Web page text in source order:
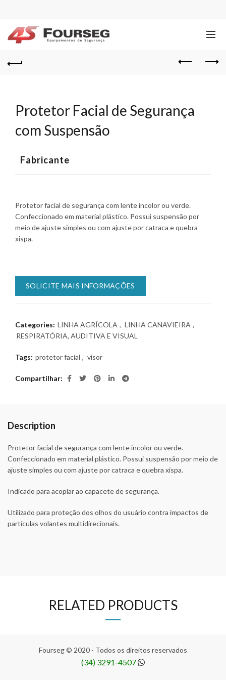
Protetor Facial de Segurança
com Suspensão
Fabricante
Protetor facial de segurança com lente incolor ou verde.
Confeccionado em material plástico. Possui suspensão por
meio de ajuste simples ou com ajuste por catraca e quebra
xispa.
SOLICITE MAIS INFORMAÇÕES
Categories: LINHA AGRÍCOLA , LINHA CANAVIEIRA ,
RESPIRATÓRIA, AUDITIVA E VISUAL
Tags: protetor facial , visor
Compartilhar
Description
Protetor facial de segurança com lente incolor ou verde.
Confeccionado em material plástico. Possui suspensão por meio de
ajuste simples ou com ajuste por catraca e quebra xispa.
Indicado para acoplar ao capacete de segurança.
Utilizado para proteção dos olhos do usuário contra impactos de
partículas volantes multidirecionais.
RELATED PRODUCTS
Fourseg © 2020 - Todos os direitos reservados
(34) 3291-4507